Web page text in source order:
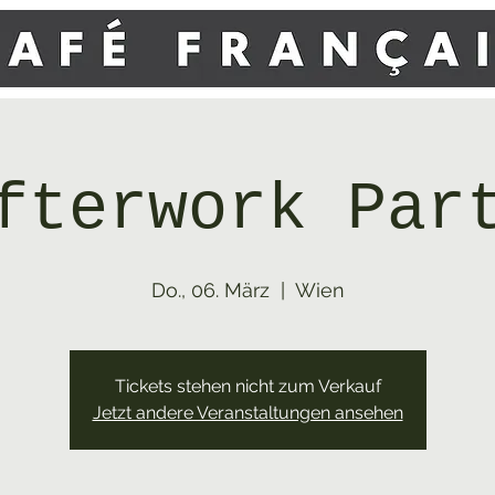
Do., 06. März
  |
Wien
Tickets stehen nicht zum Verkauf
Jetzt andere Veranstaltungen ansehen